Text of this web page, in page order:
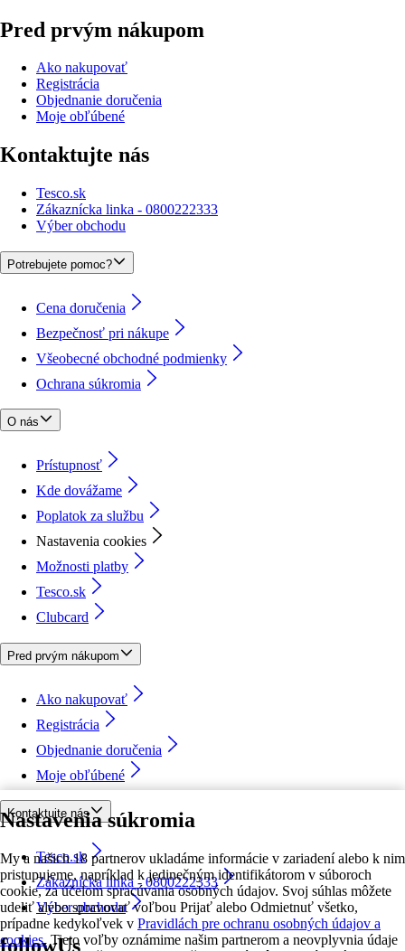
Nastavenia súkromia
My a našich 18 partnerov ukladáme informácie v zariadení alebo k nim
pristupujeme, napríklad k jedinečným identifikátorom v súboroch
cookie, za účelom spracúvania osobných údajov. Svoj súhlas môžete
udeliť alebo spravovať voľbou Prijať alebo Odmietnuť všetko,
prípadne kedykoľvek v Pravidlách pre ochranu osobných údajov a
cookies. Tieto voľby oznámime našim partnerom a neovplyvnia údaje
Pred prvým nákupom
Ako nakupovať
Registrácia
Objednanie doručenia
Moje obľúbené
Kontaktujte nás
Tesco.sk
Zákaznícka linka - 0800222333
Výber obchodu
Potrebujete pomoc?
Cena doručenia
Bezpečnosť pri nákupe
Všeobecné obchodné podmienky
Ochrana súkromia
O nás
Prístupnosť
Kde dovážame
Poplatok za službu
Nastavenia cookies
Možnosti platby
Tesco.sk
Clubcard
Pred prvým nákupom
Ako nakupovať
Registrácia
Objednanie doručenia
Moje obľúbené
Kontaktujte nás
Tesco.sk
Zákaznícka linka - 0800222333
Výber obchodu
followUs